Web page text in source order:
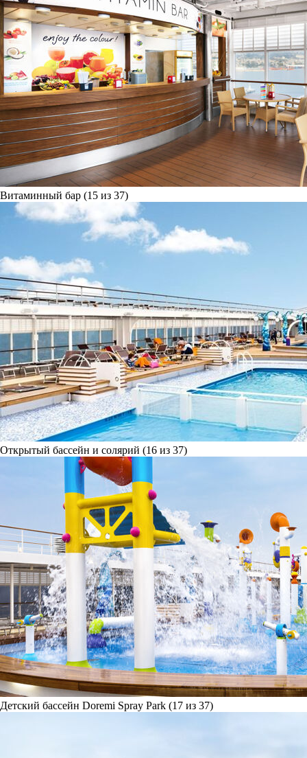
Витаминный бар (15 из 37)
Открытый бассейн и солярий (16 из 37)
Детский бассейн Doremi Spray Park (17 из 37)